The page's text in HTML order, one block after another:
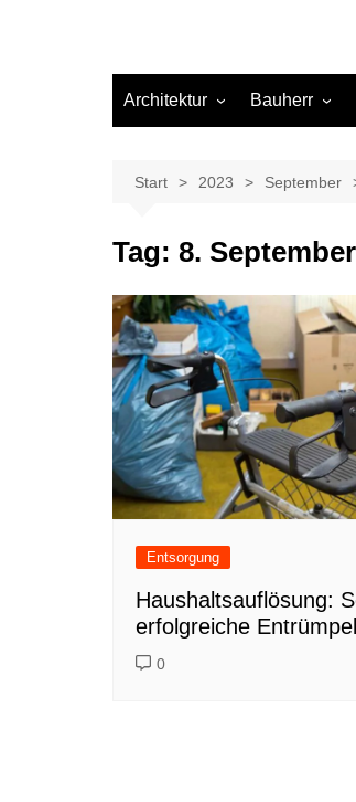
Architektur Bauherr
Beleuchtung
Materialien
Ökologisch
Renovierung
Sanierung
Hygiene
Start 2023 September
Tag: 8.
Entsorgung
Haushaltsauflösung:
erfolgreiche
0